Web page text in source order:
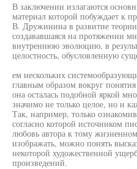
В заключении излагаются
материал которой побуждает к
В. Дружинина в развитие
создававшаяся на протяжении
внутреннюю эволюцию, в
целостность, обусловленную
ем нескольких
главным образом вокруг
она осталась подобной яркой
значимо не только целое, но и
Так, например, только
согласно которой источником
любовь автора к тому
изображать, можно понять
некоторой художественной
произведений.